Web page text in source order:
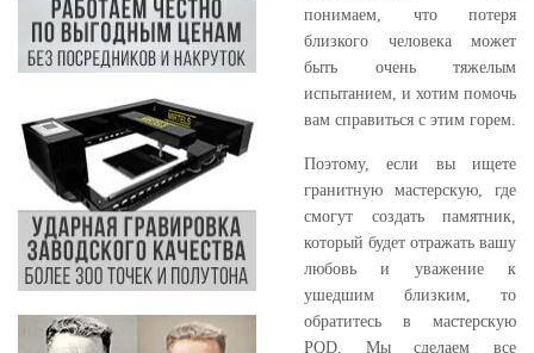
понимаем, что потеря
близкого человека может
быть очень тяжелым
испытанием, и хотим помочь
вам справиться с этим горем.
Поэтому, если вы ищете
гранитную мастерскую, где
смогут создать памятник,
который будет отражать вашу
любовь и уважение к
ушедшим близким, то
обратитесь в мастерскую
PQD. Мы сделаем все